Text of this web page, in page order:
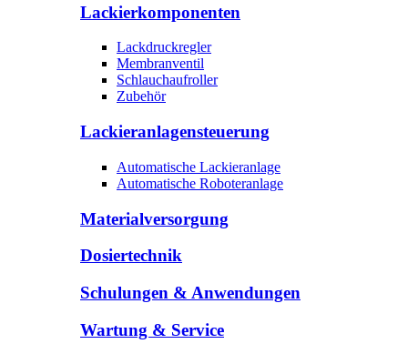
Lackierkomponenten
Lackdruckregler
Membranventil
Schlauchaufroller
Zubehör
Lackieranlagensteuerung
Automatische Lackieranlage
Automatische Roboteranlage
Materialversorgung
Dosiertechnik
Schulungen & Anwendungen
Wartung & Service